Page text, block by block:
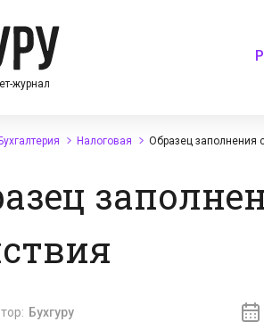
журнал
Бухгалтерия Налоговая Образец заполнения
Бухгуру